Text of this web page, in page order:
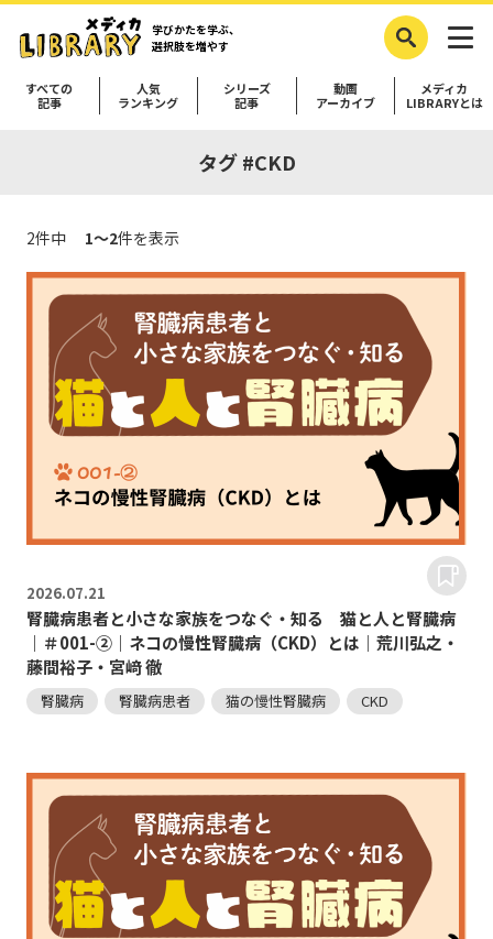
学びかたを学ぶ、
選択肢を増やす
すべての
記事
人気
ランキング
シリーズ
記事
動画
アーカイブ
メディカ
LIBRARYとは
タグ #CKD
2件中 1～2件を表示
2026.07.21
腎臓病患者と小さな家族をつなぐ・知る 猫と人と腎臓病
｜＃001-②｜ネコの慢性腎臓病（CKD）とは｜荒川弘之・
藤間裕子・宮﨑 徹
腎臓病 腎臓病患者 猫の慢性腎臓病 CKD